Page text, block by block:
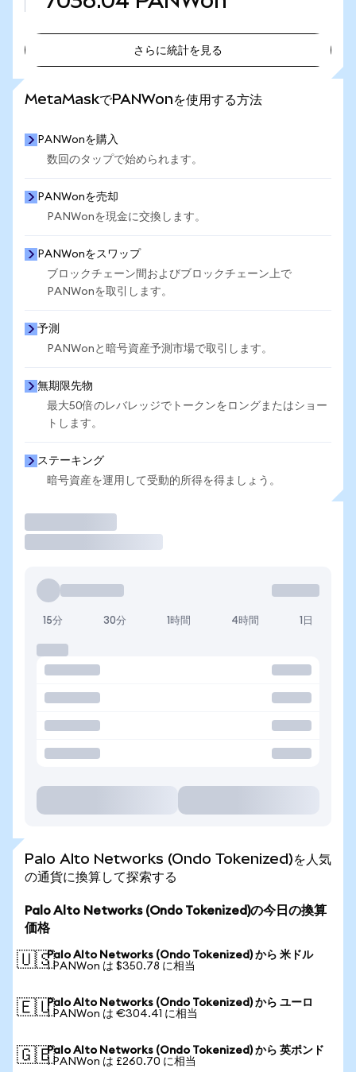
さらに統計を見る
MetaMaskでPANWonを使用する方法
PANWonを購入
数回のタップで始められます。
PANWonを売却
PANWonを現金に交換します。
PANWonをスワップ
ブロックチェーン間およびブロックチェーン上で
PANWonを取引します。
予測
PANWonと暗号資産予測市場で取引します。
無期限先物
最大50倍のレバレッジでトークンをロングまたはショー
トします。
ステーキング
暗号資産を運用して受動的所得を得ましょう。
15分 30分 1時間 4時間 1日
Palo Alto Networks (Ondo Tokenized)を人気
の通貨に換算して探索する
Palo Alto Networks (Ondo Tokenized)の今日の換算
価格
🇺🇸Palo Alto Networks (Ondo Tokenized) から 米ドル
1 PANWon は $350.78 に相当
🇪🇺Palo Alto Networks (Ondo Tokenized) から ユーロ
1 PANWon は €304.41 に相当
🇬🇧Palo Alto Networks (Ondo Tokenized) から 英ポンド
1 PANWon は £260.70 に相当